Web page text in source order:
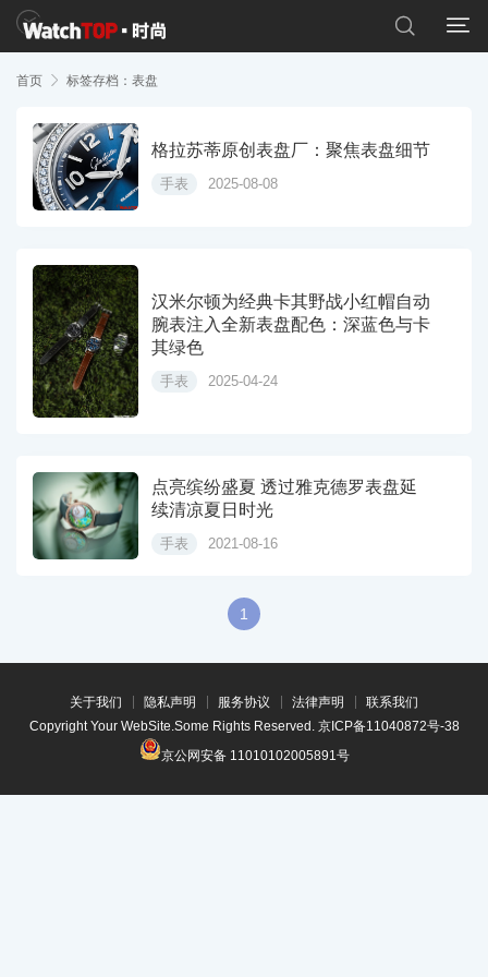


首页  标签存档：表盘
格拉苏蒂原创表盘厂：聚焦表盘细节
手表 2025-08-08
汉米尔顿为经典卡其野战小红帽自动
腕表注入全新表盘配色：深蓝色与卡
其绿色
手表 2025-04-24
点亮缤纷盛夏 透过雅克德罗表盘延
续清凉夏日时光
手表 2021-08-16
1
关于我们 隐私声明 服务协议 法律声明
联系我们
Copyright Your WebSite.Some Rights Reserved. 京ICP备11040872号-38
京公网安备 11010102005891号